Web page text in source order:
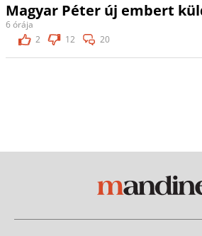
Magyar Péter új embert
6 órája
2
12 20